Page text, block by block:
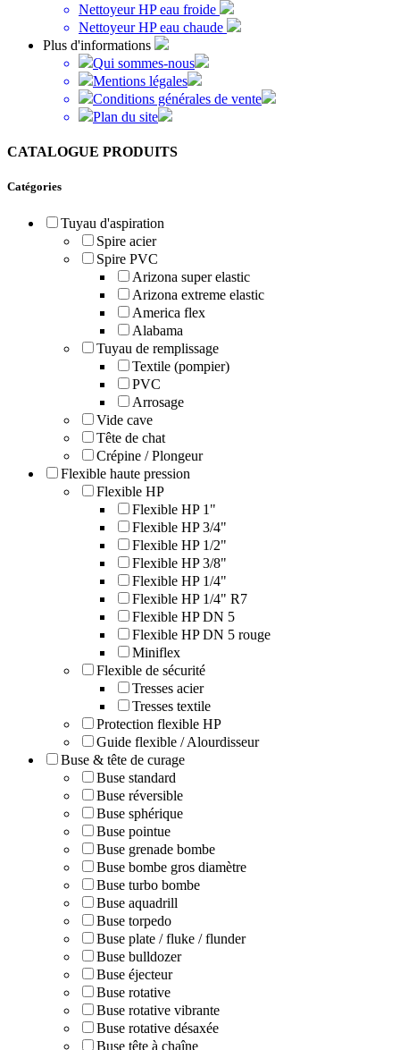
Nettoyeur HP eau froide
Nettoyeur HP eau chaude
Plus d'informations
Qui sommes-nous
Mentions légales
Conditions générales de vente
Plan du site
CATALOGUE PRODUITS
Catégories
Tuyau d'aspiration
Spire acier
Spire PVC
Arizona super elastic
Arizona extreme elastic
America flex
Alabama
Tuyau de remplissage
Textile (pompier)
PVC
Arrosage
Vide cave
Tête de chat
Crépine / Plongeur
Flexible haute pression
Flexible HP
Flexible HP 1"
Flexible HP 3/4"
Flexible HP 1/2"
Flexible HP 3/8"
Flexible HP 1/4"
Flexible HP 1/4" R7
Flexible HP DN 5
Flexible HP DN 5 rouge
Miniflex
Flexible de sécurité
Tresses acier
Tresses textile
Protection flexible HP
Guide flexible / Alourdisseur
Buse & tête de curage
Buse standard
Buse réversible
Buse sphérique
Buse pointue
Buse grenade bombe
Buse bombe gros diamètre
Buse turbo bombe
Buse aquadrill
Buse torpedo
Buse plate / fluke / flunder
Buse bulldozer
Buse éjecteur
Buse rotative
Buse rotative vibrante
Buse rotative désaxée
Buse tête à chaîne